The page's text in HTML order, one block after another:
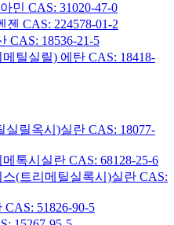
민 CAS: 31020-47-0
CAS: 224578-01-2
CAS: 18536-21-5
틸실릴) 에탄 CAS: 18418-
릴옥시)실란 CAS: 18077-
톡시실란 CAS: 68128-25-6
(트리메틸실록시)실란 CAS:
51826-90-5